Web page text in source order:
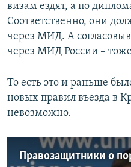
визам ездят, а по
Соответственно, они
через МИД. А
через МИД России –
То есть это и раньше
новых правил въезда в
невозможно.